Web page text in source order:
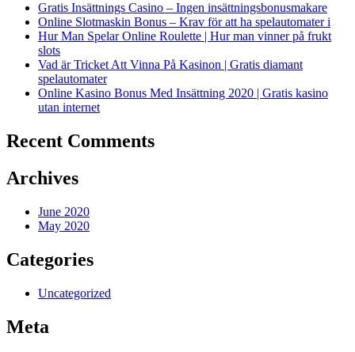
Gratis Insättnings Casino – Ingen insättningsbonusmakare
Online Slotmaskin Bonus – Krav för att ha spelautomater i
Hur Man Spelar Online Roulette | Hur man vinner på frukt
slots
Vad är Tricket Att Vinna På Kasinon | Gratis diamant
spelautomater
Online Kasino Bonus Med Insättning 2020 | Gratis kasino
utan internet
Recent Comments
Archives
June 2020
May 2020
Categories
Uncategorized
Meta